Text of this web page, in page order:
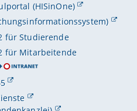
(HISinOne)
für Studierende
für Mitarbeitende